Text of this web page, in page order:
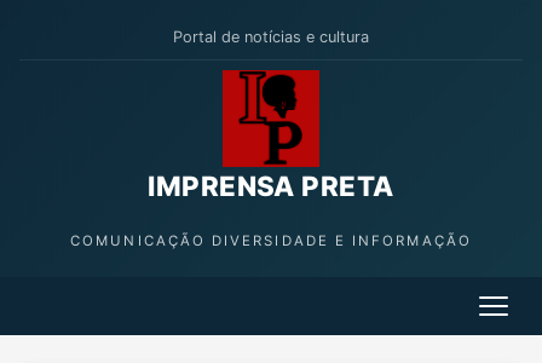
Portal de notícias e cultura
IMPRENSA PRETA
COMUNICAÇÃO DIVERSIDADE E INFORMAÇÃO